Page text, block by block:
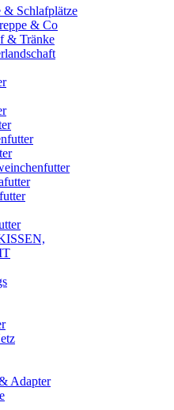
& Schlafplätze
& Co
& Tränke
Adapter